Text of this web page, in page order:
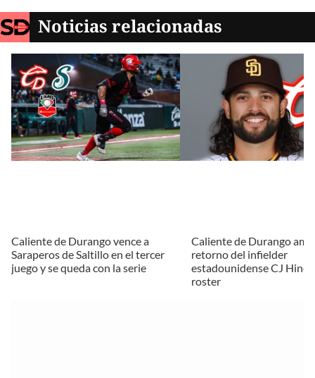
Noticias relacionadas
Caliente de Durango vence a
Saraperos de Saltillo en el tercer
juego y se queda con la serie
Caliente de Durango
retorno del infielder
estadounidense CJ
roster